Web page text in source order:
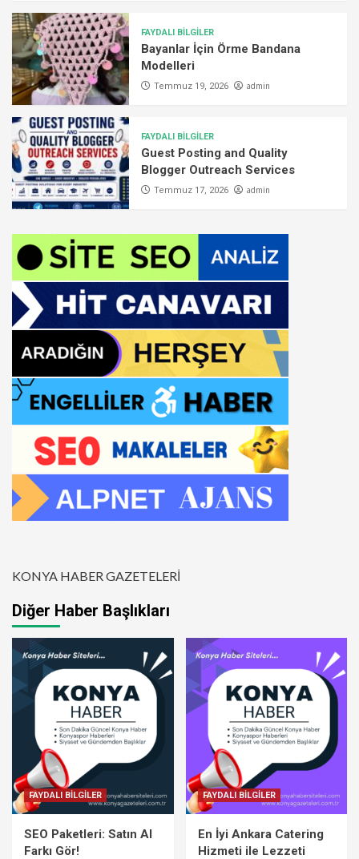
FAYDALI BİLGİLER
Bayanlar İçin Örme Bandana
Modelleri
Temmuz 19, 2026 admin
FAYDALI BİLGİLER
Guest Posting and Quality
Blogger Outreach Services
Temmuz 17, 2026 admin
KONYA HABER GAZETELERİ
Diğer Haber Başlıkları
FAYDALI BİLGİLER
SEO Paketleri: Satın Al
Farkı Gör!
FAYDALI BİLGİLER
En İyi Ankara Catering
Hizmeti ile Lezzeti